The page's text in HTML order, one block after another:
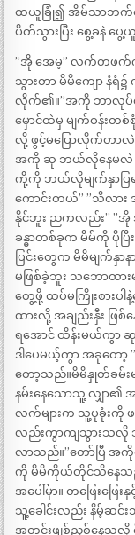
ထယူခြုံ၍ အိမ်သာဘက်
ပိတ်သွားပြီး စွေ့ခနဲ
”အို အေမ့” လက်တဖက်
သွားတာ မိမိကျော နံရံ
လိုက်၏။”အကို ဘာလုပ်
မှောင်ထဲမှ မျက်ဝန်းတ
လို့ ဖွင့်မပြောလိုက်တာ
အကို ဆု ဘယ်လိုနေမလဲ ဆု
ကို့ကို ဘယ်လိုမျက်နှာပ
ကောင်းတယ်” ”သိလာ
နိုင်ဘူး ညကလည်း” ”အို
ခန္ဓာတစ်ခုက မိမ်ကို ပိုပ
ပြင်းတွေက မိမိမျက်နှ
မဖြစ်ခဲ့ဘူး သဘောထ
တွေ့ဖို့ ထပ်မကြိုးစားပ
ထားလို့ အချည်းနှီး ဖ
ရအောင် ထိန်းမယ်ကွာ
ဒါပေမယ့်ကွာ အခုတေ
တော့သည်။မိမိနှုတ်ခမ်းမ
နမ်းနေသောသူ့ လျှာ၏
လက်များက သူ့ပုခုံးကို
လည်းကွာကျသွားသ
လာသည်။”တော်ပြီ အ
ကို မိမိကိုယ်တိုင်သိနေသ
အပေါ်မှာ။ တဖြေးဖ
သူ့ခေါင်းလည်း နိမ့်ဆ
အတင်းဖျစ်ညှစ်နေသလို